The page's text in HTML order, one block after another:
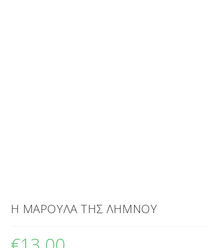
Η ΜΑΡΟΥΛΑ ΤΗΣ ΛΗΜΝΟΥ